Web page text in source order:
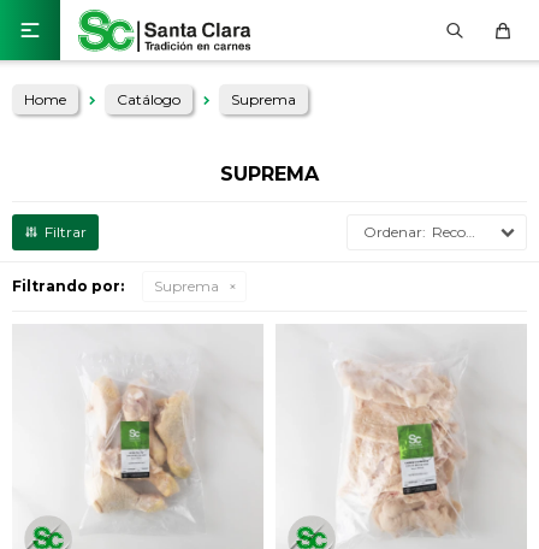

Home Catálogo Suprema
SUPREMA
Recomendados
Filtrando por: Suprema